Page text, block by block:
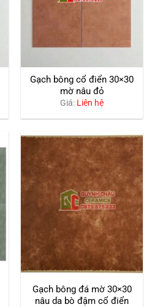
Gạch bông cổ điển 30×30
mờ nâu đỏ
Giá: Liên hệ
Gạch bông đá mờ 30×30
nâu da bò đậm cổ điển